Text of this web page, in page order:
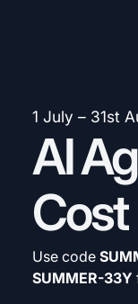
1 July – 31st
AI
Cost
Use code
SUMMER-33Y